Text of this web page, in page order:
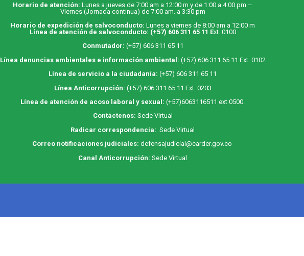
Horario de atención:Lunes a jueves de 7:00 am a 12:00 m y de 1:00 a 4:00 pm –
Viernes (Jornada continua) de 7:00 am. a 3:30 pm
Horario de expedición de salvoconducto:Lunes a viernes de 8:00 am a 12:00 m
Línea de atención de salvoconducto: (+57) 606 311 65 11 Ext. 0100
Conmutador: (+57) 606 311 65 11
Línea denuncias ambientales e información ambiental: (+57) 606 311 65 11 Ext. 0102
Línea de servicio a la ciudadanía: (+57) 606 311 65 11
Línea Anticorrupción: (+57) 606 311 65 11 Ext. 0203
Línea de atención de acoso laboral y sexual: (+57)6063116511 ext 0500.
Contáctenos: Sede Virtual
Radicar correspondencia: Sede Virtual
Correo notificaciones judiciales: defensajudicial@carder.gov.co
Canal Anticorrupción: Sede Virtual